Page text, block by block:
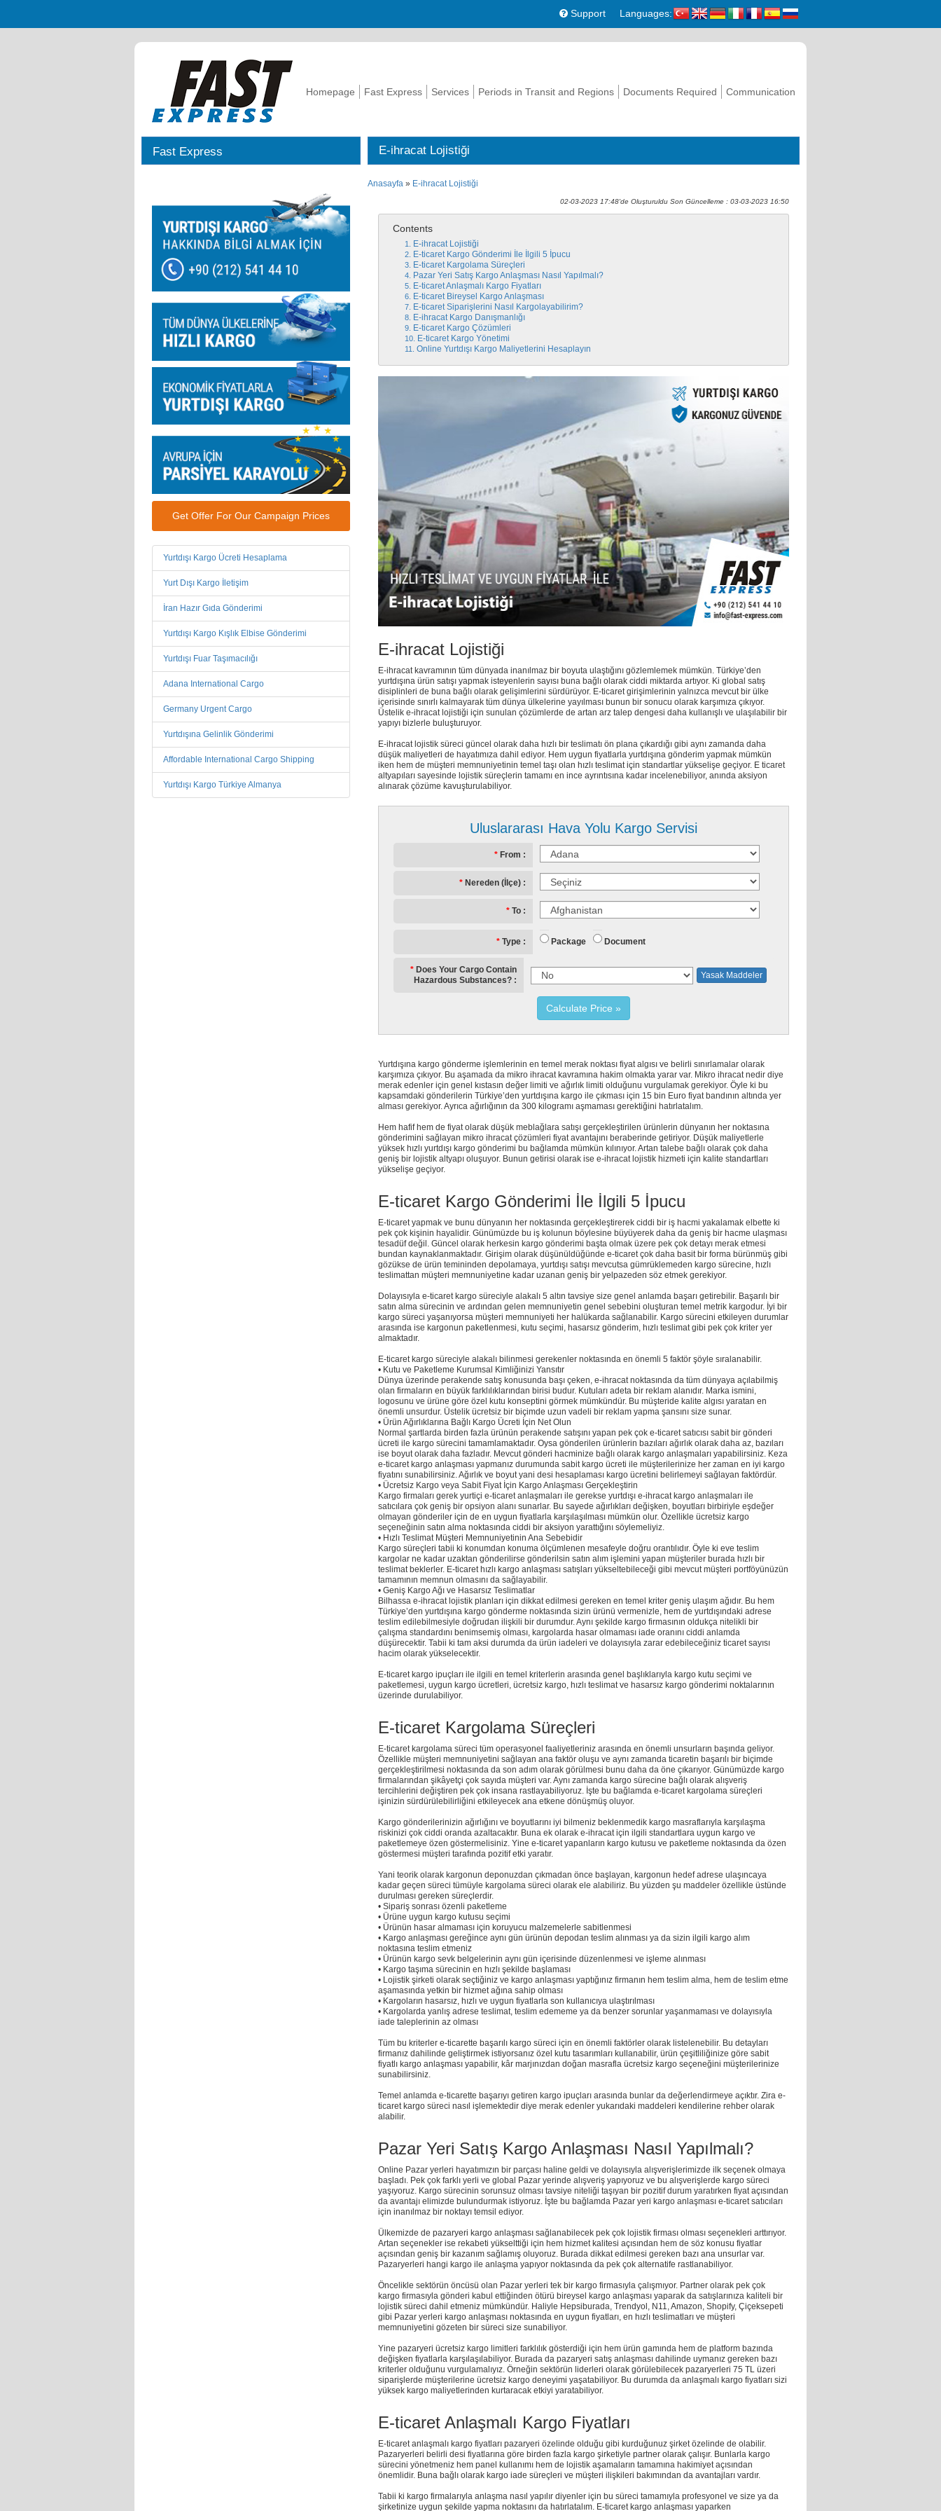
Support Languages:
Homepage Fast Express Services Periods in Transit and Regions Documents Required Communication
Fast Express
Get Offer For Our Campaign Prices
Yurtdışı Kargo Ücreti Hesaplama
Yurt Dışı Kargo İletişim
İran Hazır Gıda Gönderimi
Yurtdışı Kargo Kışlık Elbise Gönderimi
Yurtdışı Fuar Taşımacılığı
Adana International Cargo
Germany Urgent Cargo
Yurtdışına Gelinlik Gönderimi
Affordable International Cargo Shipping
Yurtdışı Kargo Türkiye Almanya
E-ihracat Lojistiği
Anasayfa » E-ihracat Lojistiği
02-03-2023 17:48'de Oluşturuldu Son Güncelleme : 03-03-2023 16:50
Uluslararası Hava Yolu Kargo Servisi
From
Nereden (İlçe)
To
Type Package Document
Does Your Cargo Contain
Hazardous Substances?
Yasak Maddeler
Calculate Price
Contents
E-ihracat Lojistiği
E-ticaret Kargo Gönderimi İle İlgili 5 İpucu
E-ticaret Kargolama Süreçleri
Pazar Yeri Satış Kargo Anlaşması Nasıl Yapılmalı?
E-ticaret Anlaşmalı Kargo Fiyatları
E-ticaret Bireysel Kargo Anlaşması
E-ticaret Siparişlerini Nasıl Kargolayabilirim?
E-ihracat Kargo Danışmanlığı
E-ticaret Kargo Çözümleri
E-ticaret Kargo Yönetimi
Online Yurtdışı Kargo Maliyetlerini Hesaplayın
E-ihracat Lojistiği
E-ihracat kavramının tüm dünyada inanılmaz bir boyuta ulaştığını gözlemlemek mümkün. Türkiye’den
yurtdışına ürün satışı yapmak isteyenlerin sayısı buna bağlı olarak ciddi miktarda artıyor. Ki global satış
disiplinleri de buna bağlı olarak gelişimlerini sürdürüyor. E-ticaret girişimlerinin yalnızca mevcut bir ülke
içerisinde sınırlı kalmayarak tüm dünya ülkelerine yayılması bunun bir sonucu olarak karşımıza çıkıyor.
Üstelik e-ihracat lojistiği için sunulan çözümlerde de artan arz talep dengesi daha kullanışlı ve ulaşılabilir bir
yapıyı bizlerle buluşturuyor.
E-ihracat lojistik süreci güncel olarak daha hızlı bir teslimatı ön plana çıkardığı gibi aynı zamanda daha
düşük maliyetleri de hayatımıza dahil ediyor. Hem uygun fiyatlarla yurtdışına gönderim yapmak mümkün
iken hem de müşteri memnuniyetinin temel taşı olan hızlı teslimat için standartlar yükselişe geçiyor. E ticaret
altyapıları sayesinde lojistik süreçlerin tamamı en ince ayrıntısına kadar incelenebiliyor, anında aksiyon
alınarak çözüme kavuşturulabiliyor.
Yurtdışına kargo gönderme işlemlerinin en temel merak noktası fiyat algısı ve belirli sınırlamalar olarak
karşımıza çıkıyor. Bu aşamada da mikro ihracat kavramına hakim olmakta yarar var. Mikro ihracat nedir diye
merak edenler için genel kıstasın değer limiti ve ağırlık limiti olduğunu vurgulamak gerekiyor. Öyle ki bu
kapsamdaki gönderilerin Türkiye’den yurtdışına kargo ile çıkması için 15 bin Euro fiyat bandının altında yer
alması gerekiyor. Ayrıca ağırlığının da 300 kilogramı aşmaması gerektiğini hatırlatalım.
Hem hafif hem de fiyat olarak düşük meblağlara satışı gerçekleştirilen ürünlerin dünyanın her noktasına
gönderimini sağlayan mikro ihracat çözümleri fiyat avantajını beraberinde getiriyor. Düşük maliyetlerle
yüksek hızlı yurtdışı kargo gönderimi bu bağlamda mümkün kılınıyor. Artan talebe bağlı olarak çok daha
geniş bir lojistik altyapı oluşuyor. Bunun getirisi olarak ise e-ihracat lojistik hizmeti için kalite standartları
yükselişe geçiyor.
E-ticaret Kargo Gönderimi İle İlgili 5 İpucu
E-ticaret yapmak ve bunu dünyanın her noktasında gerçekleştirerek ciddi bir iş hacmi yakalamak elbette ki
pek çok kişinin hayalidir. Günümüzde bu iş kolunun böylesine büyüyerek daha da geniş bir hacme ulaşması
tesadüf değil. Güncel olarak herkesin kargo gönderimi başta olmak üzere pek çok detayı merak etmesi
bundan kaynaklanmaktadır. Girişim olarak düşünüldüğünde e-ticaret çok daha basit bir forma bürünmüş gibi
gözükse de ürün temininden depolamaya, yurtdışı satışı mevcutsa gümrüklemeden kargo sürecine, hızlı
teslimattan müşteri memnuniyetine kadar uzanan geniş bir yelpazeden söz etmek gerekiyor.
Dolayısıyla e-ticaret kargo süreciyle alakalı 5 altın tavsiye size genel anlamda başarı getirebilir. Başarılı bir
satın alma sürecinin ve ardından gelen memnuniyetin genel sebebini oluşturan temel metrik kargodur. İyi bir
kargo süreci yaşanıyorsa müşteri memnuniyeti her halükarda sağlanabilir. Kargo sürecini etkileyen durumlar
arasında ise kargonun paketlenmesi, kutu seçimi, hasarsız gönderim, hızlı teslimat gibi pek çok kriter yer
almaktadır.
E-ticaret kargo süreciyle alakalı bilinmesi gerekenler noktasında en önemli 5 faktör şöyle sıralanabilir.
• Kutu ve Paketleme Kurumsal Kimliğinizi Yansıtır
Dünya üzerinde perakende satış konusunda başı çeken, e-ihracat noktasında da tüm dünyaya açılabilmiş
olan firmaların en büyük farklılıklarından birisi budur. Kutuları adeta bir reklam alanıdır. Marka ismini,
logosunu ve ürüne göre özel kutu konseptini görmek mümkündür. Bu müşteride kalite algısı yaratan en
önemli unsurdur. Üstelik ücretsiz bir biçimde uzun vadeli bir reklam yapma şansını size sunar.
• Ürün Ağırlıklarına Bağlı Kargo Ücreti İçin Net Olun
Normal şartlarda birden fazla ürünün perakende satışını yapan pek çok e-ticaret satıcısı sabit bir gönderi
ücreti ile kargo sürecini tamamlamaktadır. Oysa gönderilen ürünlerin bazıları ağırlık olarak daha az, bazıları
ise boyut olarak daha fazladır. Mevcut gönderi hacminize bağlı olarak kargo anlaşmaları yapabilirsiniz. Keza
e-ticaret kargo anlaşması yapmanız durumunda sabit kargo ücreti ile müşterilerinize her zaman en iyi kargo
fiyatını sunabilirsiniz. Ağırlık ve boyut yani desi hesaplaması kargo ücretini belirlemeyi sağlayan faktördür.
• Ücretsiz Kargo veya Sabit Fiyat İçin Kargo Anlaşması Gerçekleştirin
Kargo firmaları gerek yurtiçi e-ticaret anlaşmaları ile gerekse yurtdışı e-ihracat kargo anlaşmaları ile
satıcılara çok geniş bir opsiyon alanı sunarlar. Bu sayede ağırlıkları değişken, boyutları birbiriyle eşdeğer
olmayan gönderiler için de en uygun fiyatlarla karşılaşılması mümkün olur. Özellikle ücretsiz kargo
seçeneğinin satın alma noktasında ciddi bir aksiyon yarattığını söylemeliyiz.
• Hızlı Teslimat Müşteri Memnuniyetinin Ana Sebebidir
Kargo süreçleri tabii ki konumdan konuma ölçümlenen mesafeyle doğru orantılıdır. Öyle ki eve teslim
kargolar ne kadar uzaktan gönderilirse gönderilsin satın alım işlemini yapan müşteriler burada hızlı bir
teslimat beklerler. E-ticaret hızlı kargo anlaşması satışları yükseltebileceği gibi mevcut müşteri portföyünüzün
tamamının memnun olmasını da sağlayabilir.
• Geniş Kargo Ağı ve Hasarsız Teslimatlar
Bilhassa e-ihracat lojistik planları için dikkat edilmesi gereken en temel kriter geniş ulaşım ağıdır. Bu hem
Türkiye’den yurtdışına kargo gönderme noktasında sizin ürünü vermenizle, hem de yurtdışındaki adrese
teslim edilebilmesiyle doğrudan ilişkili bir durumdur. Aynı şekilde kargo firmasının oldukça nitelikli bir
çalışma standardını benimsemiş olması, kargolarda hasar olmaması iade oranını ciddi anlamda
düşürecektir. Tabii ki tam aksi durumda da ürün iadeleri ve dolayısıyla zarar edebileceğiniz ticaret sayısı
hacim olarak yükselecektir.
E-ticaret kargo ipuçları ile ilgili en temel kriterlerin arasında genel başlıklarıyla kargo kutu seçimi ve
paketlemesi, uygun kargo ücretleri, ücretsiz kargo, hızlı teslimat ve hasarsız kargo gönderimi noktalarının
üzerinde durulabiliyor.
E-ticaret Kargolama Süreçleri
E-ticaret kargolama süreci tüm operasyonel faaliyetleriniz arasında en önemli unsurların başında geliyor.
Özellikle müşteri memnuniyetini sağlayan ana faktör oluşu ve aynı zamanda ticaretin başarılı bir biçimde
gerçekleştirilmesi noktasında da son adım olarak görülmesi bunu daha da öne çıkarıyor. Günümüzde kargo
firmalarından şikâyetçi çok sayıda müşteri var. Aynı zamanda kargo sürecine bağlı olarak alışveriş
tercihlerini değiştiren pek çok insana rastlayabiliyoruz. İşte bu bağlamda e-ticaret kargolama süreçleri
işinizin sürdürülebilirliğini etkileyecek ana etkene dönüşmüş oluyor.
Kargo gönderilerinizin ağırlığını ve boyutlarını iyi bilmeniz beklenmedik kargo masraflarıyla karşılaşma
riskinizi çok ciddi oranda azaltacaktır. Buna ek olarak e-ihracat için ilgili standartlara uygun kargo ve
paketlemeye özen göstermelisiniz. Yine e-ticaret yapanların kargo kutusu ve paketleme noktasında da özen
göstermesi müşteri tarafında pozitif etki yaratır.
Yani teorik olarak kargonun deponuzdan çıkmadan önce başlayan, kargonun hedef adrese ulaşıncaya
kadar geçen süreci tümüyle kargolama süreci olarak ele alabiliriz. Bu yüzden şu maddeler özellikle üstünde
durulması gereken süreçlerdir.
• Sipariş sonrası özenli paketleme
• Ürüne uygun kargo kutusu seçimi
• Ürünün hasar almaması için koruyucu malzemelerle sabitlenmesi
• Kargo anlaşması gereğince aynı gün ürünün depodan teslim alınması ya da sizin ilgili kargo alım
noktasına teslim etmeniz
• Ürünün kargo sevk belgelerinin aynı gün içerisinde düzenlenmesi ve işleme alınması
• Kargo taşıma sürecinin en hızlı şekilde başlaması
• Lojistik şirketi olarak seçtiğiniz ve kargo anlaşması yaptığınız firmanın hem teslim alma, hem de teslim etme
aşamasında yetkin bir hizmet ağına sahip olması
• Kargoların hasarsız, hızlı ve uygun fiyatlarla son kullanıcıya ulaştırılması
• Kargolarda yanlış adrese teslimat, teslim edememe ya da benzer sorunlar yaşanmaması ve dolayısıyla
iade taleplerinin az olması
Tüm bu kriterler e-ticarette başarılı kargo süreci için en önemli faktörler olarak listelenebilir. Bu detayları
firmanız dahilinde geliştirmek istiyorsanız özel kutu tasarımları kullanabilir, ürün çeşitliliğinize göre sabit
fiyatlı kargo anlaşması yapabilir, kâr marjınızdan doğan masrafla ücretsiz kargo seçeneğini müşterilerinize
sunabilirsiniz.
Temel anlamda e-ticarette başarıyı getiren kargo ipuçları arasında bunlar da değerlendirmeye açıktır. Zira e-
ticaret kargo süreci nasıl işlemektedir diye merak edenler yukarıdaki maddeleri kendilerine rehber olarak
alabilir.
Pazar Yeri Satış Kargo Anlaşması Nasıl Yapılmalı?
Online Pazar yerleri hayatımızın bir parçası haline geldi ve dolayısıyla alışverişlerimizde ilk seçenek olmaya
başladı. Pek çok farklı yerli ve global Pazar yerinde alışveriş yapıyoruz ve bu alışverişlerde kargo süreci
yaşıyoruz. Kargo sürecinin sorunsuz olması tavsiye niteliği taşıyan bir pozitif durum yaratırken fiyat açısından
da avantajı elimizde bulundurmak istiyoruz. İşte bu bağlamda Pazar yeri kargo anlaşması e-ticaret satıcıları
için inanılmaz bir noktayı temsil ediyor.
Ülkemizde de pazaryeri kargo anlaşması sağlanabilecek pek çok lojistik firması olması seçenekleri arttırıyor.
Artan seçenekler ise rekabeti yükselttiği için hem hizmet kalitesi açısından hem de söz konusu fiyatlar
açısından geniş bir kazanım sağlamış oluyoruz. Burada dikkat edilmesi gereken bazı ana unsurlar var.
Pazaryerleri hangi kargo ile anlaşma yapıyor noktasında da pek çok alternatife rastlanabiliyor.
Öncelikle sektörün öncüsü olan Pazar yerleri tek bir kargo firmasıyla çalışmıyor. Partner olarak pek çok
kargo firmasıyla gönderi kabul ettiğinden ötürü bireysel kargo anlaşması yaparak da satışlarınıza kaliteli bir
lojistik süreci dahil etmeniz mümkündür. Haliyle Hepsiburada, Trendyol, N11, Amazon, Shopify, Çiçeksepeti
gibi Pazar yerleri kargo anlaşması noktasında en uygun fiyatları, en hızlı teslimatları ve müşteri
memnuniyetini gözeten bir süreci size sunabiliyor.
Yine pazaryeri ücretsiz kargo limitleri farklılık gösterdiği için hem ürün gamında hem de platform bazında
değişken fiyatlarla karşılaşılabiliyor. Burada da pazaryeri satış anlaşması dahilinde uymanız gereken bazı
kriterler olduğunu vurgulamalıyız. Örneğin sektörün liderleri olarak görülebilecek pazaryerleri 75 TL üzeri
siparişlerde müşterilerine ücretsiz kargo deneyimi yaşatabiliyor. Bu durumda da anlaşmalı kargo fiyatları sizi
yüksek kargo maliyetlerinden kurtaracak etkiyi yaratabiliyor.
E-ticaret Anlaşmalı Kargo Fiyatları
E-ticaret anlaşmalı kargo fiyatları pazaryeri özelinde olduğu gibi kurduğunuz şirket özelinde de olabilir.
Pazaryerleri belirli desi fiyatlarına göre birden fazla kargo şirketiyle partner olarak çalışır. Bunlarla kargo
sürecini yönetmeniz hem panel kullanımı hem de lojistik aşamaların tamamına hakimiyet açısından
önemlidir. Buna bağlı olarak kargo iade süreçleri ve müşteri ilişkileri bakımından da avantajları vardır.
Tabii ki kargo firmalarıyla anlaşma nasıl yapılır diyenler için bu süreci tamamıyla profesyonel ve size ya da
şirketinize uygun şekilde yapma noktasını da hatırlatalım. E-ticaret kargo anlaşması yaparken